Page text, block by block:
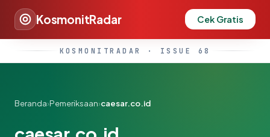
KosmonitRadar Cek Gratis
KOSMONITRADAR · ISSUE 68
Beranda›Pemeriksaan›caesar.co.id